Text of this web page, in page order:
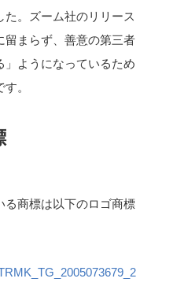
。ズーム社のリリース
留まらず、善意の第三者
」ようになっているため
。
る商標は以下のロゴ商標